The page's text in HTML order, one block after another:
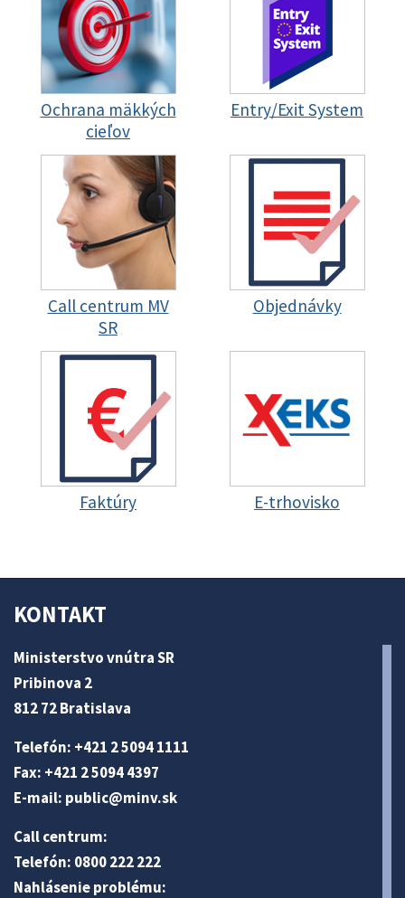
Ochrana mäkkých
cieľov
Entry/Exit System
Call centrum MV
SR
Objednávky
Faktúry E-trhovisko
KONTAKT
Ministerstvo vnútra SR
Pribinova 2
812 72 Bratislava
Telefón: +421 2 5094 1111
Fax: +421 2 5094 4397
E-mail: public@minv.sk
Call centrum:
Telefón: 0800 222 222
Nahlásenie problému: